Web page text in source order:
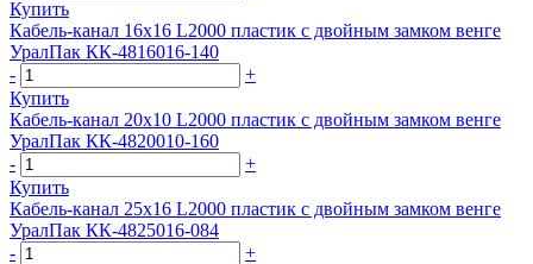
Купить
Кабель-канал 16х16 L2000 пластик с двойным замком венге
УралПак КК-4816016-140
-
+
Купить
Кабель-канал 20х10 L2000 пластик с двойным замком венге
УралПак КК-4820010-160
-
+
Купить
Кабель-канал 25х16 L2000 пластик с двойным замком венге
УралПак КК-4825016-084
-
+